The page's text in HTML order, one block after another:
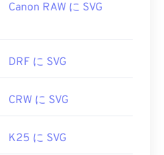
svg-file-4120603
Canon RAW に SVG
DRF に SVG
CRW に SVG
K25 に SVG